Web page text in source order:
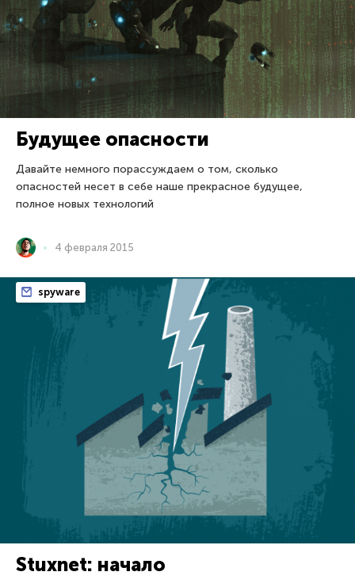
Будущее опасности
Давайте немного порассуждаем о том, сколько
опасностей несет в себе наше прекрасное будущее,
полное новых технологий
4 февраля 2015
spyware
Stuxnet: начало